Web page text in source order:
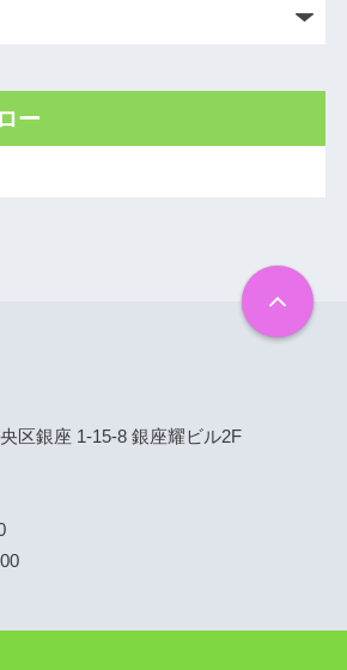
ー
区銀座 1-15-8 銀座耀ビル2F